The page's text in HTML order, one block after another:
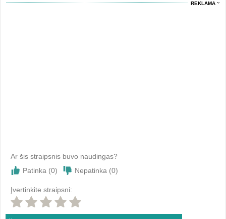
REKLAMA
Ar šis straipsnis buvo naudingas?
Patinka (0) Nepatinka (0)
Įvertinkite straipsni: